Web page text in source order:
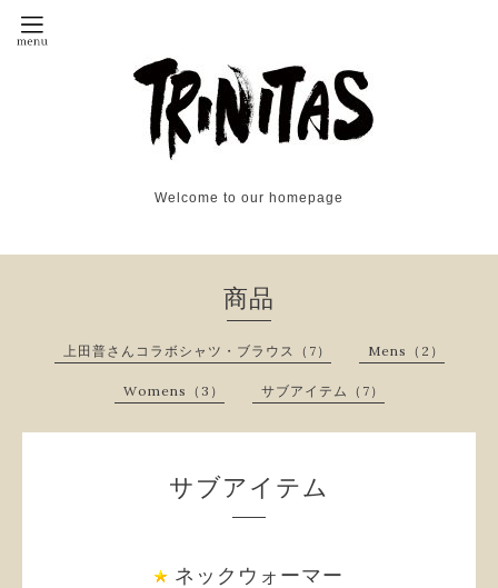
Welcome to our homepage
商品
上田普さんコラボシャツ・ブラウス（7） Mens（2）
Womens（3） サブアイテム（7）
サブアイテム
ネックウォーマー